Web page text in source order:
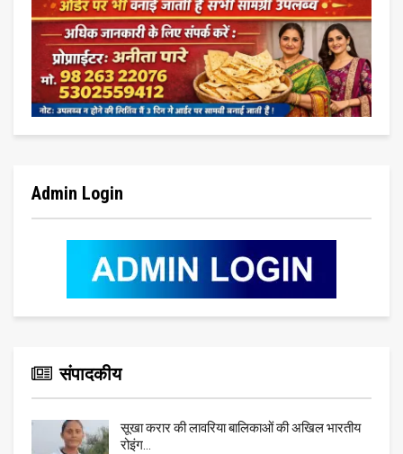
Admin Login
संपादकीय
सूखा करार की लावरिया बालिकाओं की अखिल भारतीय
रोइंग…